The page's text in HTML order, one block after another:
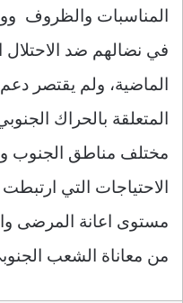
المناسبات والظروف
في نضالهم ضد الاحتلال
الماضية، ولم يقتصر
المتعلقة بالحراك
مختلف مناطق الجنوب
الاحتياجات التي
مستوى اعانة المرضى
من معاناة الشعب